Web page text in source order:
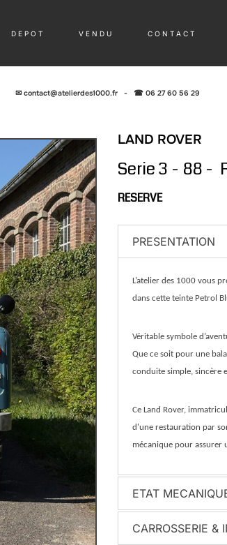
D E P O T V E N D U C O N T A C T
✉ contact@atelierdes1000.fr- ☎ 06 27 60 56 29
LAND ROVER
Serie 3 - 88 -
RESERVE
PRESENTATION
L’atelier des 1000 vous
dans cette teinte Petrol
Véritable symbole
Que ce soit pour une
conduite simple, sincère
Ce Land Rover,
d'une restauration par
mécanique pour assurer
ETAT
CARROSSERIE &